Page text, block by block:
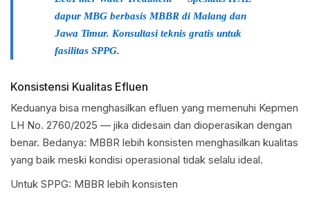
dapur MBG berbasis MBBR di Malang dan
Jawa Timur. Konsultasi teknis gratis untuk
fasilitas SPPG.
Konsistensi Kualitas Efluen
Keduanya bisa menghasilkan efluen yang memenuhi Kepmen
LH No. 2760/2025 — jika didesain dan dioperasikan dengan
benar. Bedanya: MBBR lebih konsisten menghasilkan kualitas
yang baik meski kondisi operasional tidak selalu ideal.
Untuk SPPG: MBBR lebih konsisten